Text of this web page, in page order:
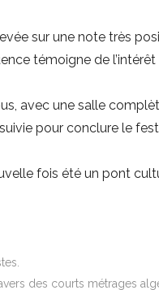
sur une note très
témoigne de
avec une salle
pour conclure le
fois été un pont
des courts métrages